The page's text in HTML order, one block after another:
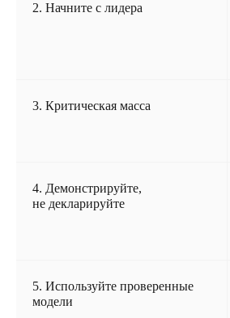
2. Начните с лидера
3. Критическая масса
4. Демонстрируйте,
не декларируйте
5. Используйте проверенные
модели